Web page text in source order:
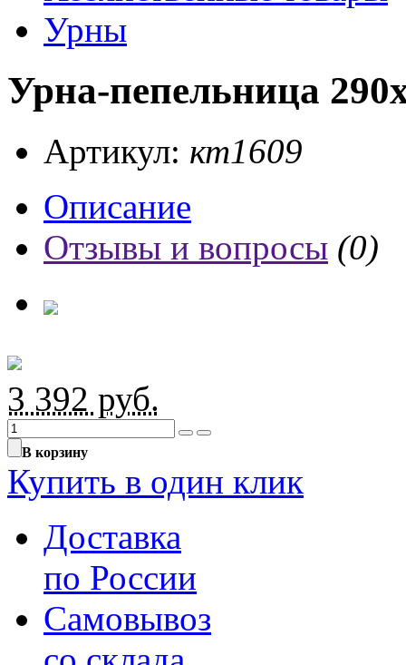
Урны
Урна-пепельница
Артикул: кт1609
Описание
Отзывы и вопросы (0)
3 392 руб.
В корзину
Купить в один клик
Доставка
по России
Самовывоз